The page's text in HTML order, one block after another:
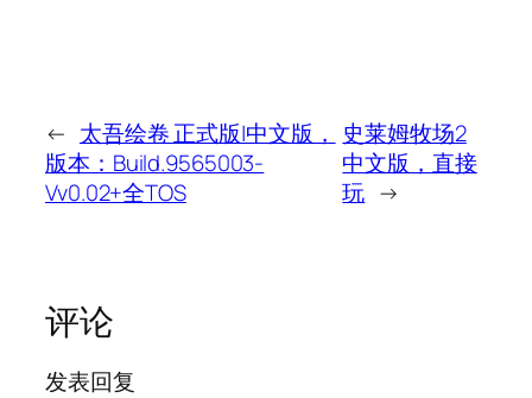
← 太吾绘卷 正式版|中文版，
版本：Build.9565003-
Vv0.02+全TOS
史莱姆牧场2
中文版，直接
玩 →
评论
发表回复